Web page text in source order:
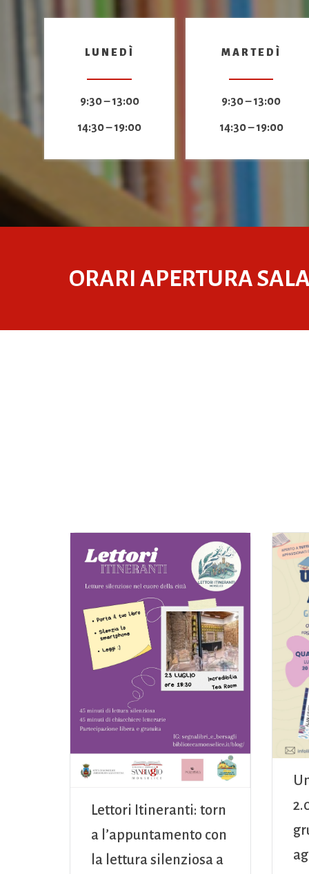
LUNEDÌ
9:30 – 13:00
14:30 – 19:00
MARTEDÌ
9:30 – 13:00
14:30 – 19:00
ORARI APERTURA
Lettori Itineranti: torn
a l’appuntamento con
la lettura silenziosa a